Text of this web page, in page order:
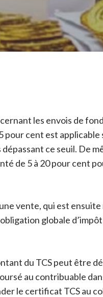
les envois de
cent est
ce seuil. De
de 5 à 20 pour cent
vente, qui est
globale
du TCS peut être
au contribuable
le certificat TCS au